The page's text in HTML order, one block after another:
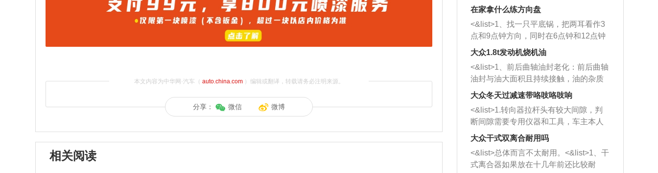
本文内容为中华网·汽车（ auto.china.com）编辑或翻译，转载请务必注明来源。
分享： 微信 微博
相关阅读
者是细棍，直接将杂物给取出来，如果
堵塞情况比较严重，也可以采取应急措
施。 <&list>2、直接利用木棍将所有的
杂物推到排气管里面的位置处，然后将
三元催化器拆解开，就可以将堵塞的东
西取出来。但如果是因为积碳过多引起
的堵塞，就需要将三元催化器泡在草酸
洗剂对堵塞的情况得到解决，将清洗剂
放在燃油箱中，与燃油混合后，车辆启
动时，就可以和汽油一起进入到燃烧
室，最后形成废气排出，就可以让三元
催化器得到清洗，排气管堵塞的情况就
能够得到解决。
在家拿什么练方向盘
<&list>1、找一只平底锅，把两耳看作3
点和9点钟方向，同时在6点钟和12点钟
方向做一个标记。 <&list>2、双手握住
一圈半的练习，往右同样也要打相同的
圈数。 <&list>3、最后强调要反复练
习，这样就可以形成肌肉记忆，在真实
驾驶车辆时，不需要记忆也能打好方
向。
大众1.8t发动机烧机油
<&list>1、前后曲轴油封老化：前后曲轴
油封与油大面积且持续接触，油的杂质
和发动机内持续温度变化使其密封效果
逐渐减弱，导致渗油或漏油。<&list>2、
活塞间隙过大：积碳会使活塞环与缸体
的间隙扩大，导致机油流入燃烧室中，
造成烧机油。<&list>3、机油粘度。使用
机油粘度过小的话，同样会有烧机油现
象，机油粘度过小具有很好的流动性，
大众冬天过减速带咯吱咯吱响
<&list>1.转向器拉杆头有较大间隙，判
断间隙需要专用仪器和工具，车主本人
无法制作，需要将车辆送到修理厂或4s
店；<&list>2.车辆半轴套管防尘罩破
裂，破裂后会出现漏油现象，使半轴磨
损严重，磨损的半轴容易损坏，产生异
大众干式双离合耐用吗
<&list>总体而言不太耐用。<&list>1、干
式离合器如果放在十几年前还比较耐